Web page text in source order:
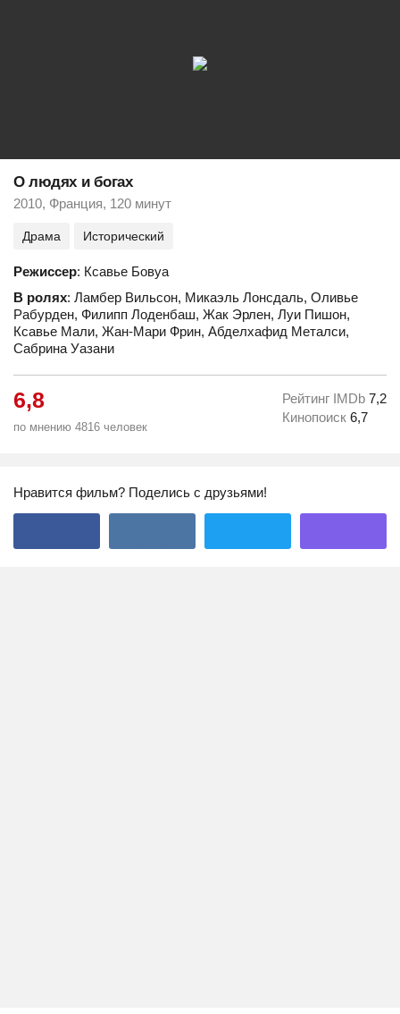
О людях и богах
2010, Франция, 120 минут
Драма Исторический
Режиссер: Ксавье Бовуа
В ролях: Ламбер Вильсон, Микаэль Лонсдаль, Оливье
Рабурден, Филипп Лоденбаш, Жак Эрлен, Луи Пишон,
Ксавье Мали, Жан-Мари Фрин, Абделхафид Металси,
Сабрина Уазани
6,8
по мнению 4816 человек
Рейтинг IMDb 7,2
Кинопоиск 6,7
Нравится фильм? Поделись с друзьями!